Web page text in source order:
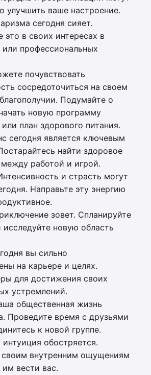
улучшить ваше настроение.
сегодня сияет.
это в своих интересах в
профессиональных
почувствовать
сосредоточиться на своем
Подумайте о
новую программу
план здорового питания.
сегодня является ключевым
найти здоровое
работой и игрой.
и страсть могут
Направьте эту энергию
зовет. Спланируйте
исследуйте новую область
вы сильно
на карьере и целях.
для достижения своих
устремлений.
общественная жизнь
Проведите время с друзьями
к новой группе.
обостряется.
своим внутренним ощущениям
им вести вас.